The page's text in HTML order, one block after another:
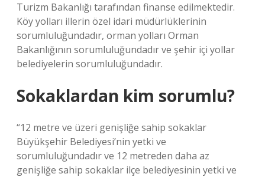
Turizm Bakanlığı tarafından finanse edilmektedir.
Köy yolları illerin özel idari müdürlüklerinin
sorumluluğundadır, orman yolları Orman
Bakanlığının sorumluluğundadır ve şehir içi yollar
belediyelerin sorumluluğundadır.
Sokaklardan kim sorumlu?
“12 metre ve üzeri genişliğe sahip sokaklar
Büyükşehir Belediyesi’nin yetki ve
sorumluluğundadır ve 12 metreden daha az
genişliğe sahip sokaklar ilçe belediyesinin yetki ve